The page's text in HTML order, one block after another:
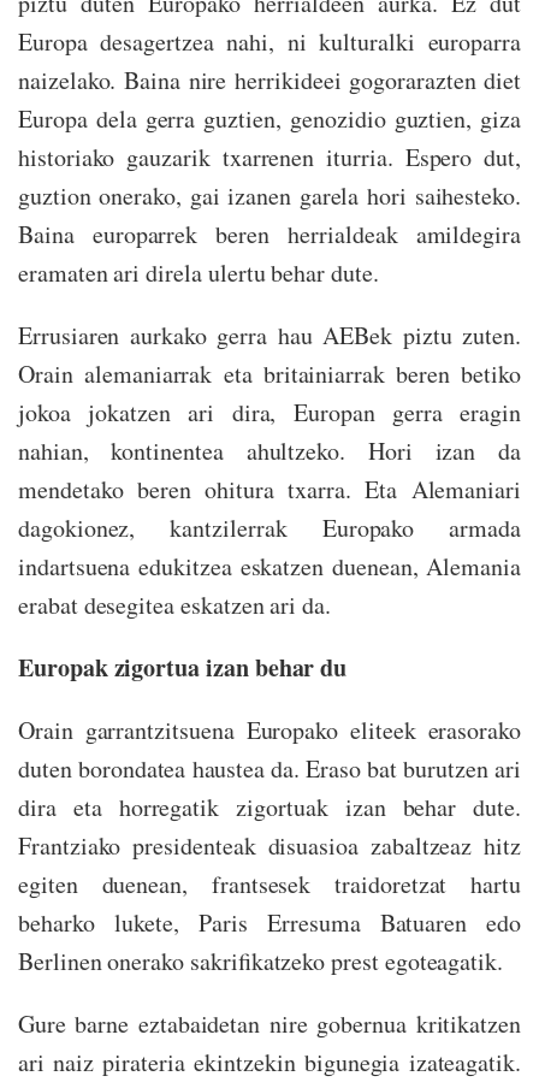
Europa desagertzea nahi, ni kulturalki europarra
naizelako. Baina nire herrikideei gogorarazten diet
Europa dela gerra guztien, genozidio guztien, giza
historiako gauzarik txarrenen iturria. Espero dut,
guztion onerako, gai izanen garela hori saihesteko.
Baina europarrek beren herrialdeak amildegira
eramaten ari direla ulertu behar dute.
Errusiaren aurkako gerra hau AEBek piztu zuten.
Orain alemaniarrak eta britainiarrak beren betiko
jokoa jokatzen ari dira, Europan gerra eragin
nahian, kontinentea ahultzeko. Hori izan da
mendetako beren ohitura txarra. Eta Alemaniari
dagokionez, kantzilerrak Europako armada
indartsuena edukitzea eskatzen duenean, Alemania
erabat desegitea eskatzen ari da.
Europak zigortua izan behar du
Orain garrantzitsuena Europako eliteek erasorako
duten borondatea haustea da. Eraso bat burutzen ari
dira eta horregatik zigortuak izan behar dute.
Frantziako presidenteak disuasioa zabaltzeaz hitz
egiten duenean, frantsesek traidoretzat hartu
beharko lukete, Paris Erresuma Batuaren edo
Berlinen onerako sakrifikatzeko prest egoteagatik.
Gure barne eztabaidetan nire gobernua kritikatzen
ari naiz pirateria ekintzekin bigunegia izateagatik.